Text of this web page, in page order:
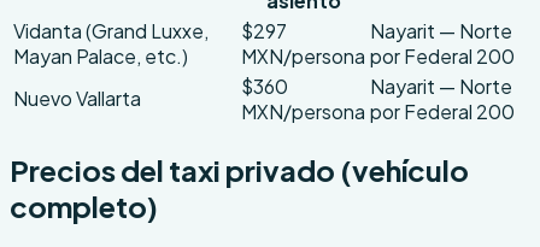
Vidanta (Grand Luxxe,
Mayan Palace, etc.)
$297
MXN/persona
Nayarit — Norte
por Federal 200
Nuevo Vallarta
$360
MXN/persona
Nayarit — Norte
por Federal 200
Precios del taxi privado (vehículo
completo)